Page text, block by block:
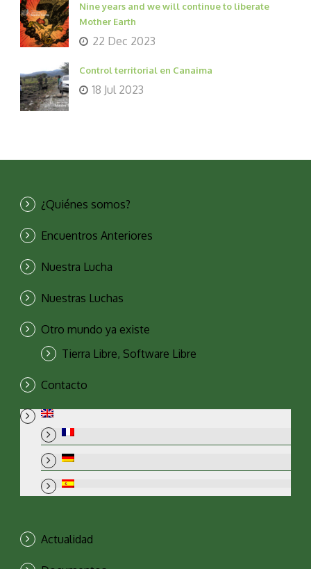
Nine years and we will continue to liberate
Mother Earth
22 Dec 2023
Control territorial en Canaima
18 Jul 2023
¿Quiénes somos?
Encuentros Anteriores
Nuestra Lucha
Nuestras Luchas
Otro mundo ya existe
Tierra Libre, Software Libre
Contacto
Actualidad